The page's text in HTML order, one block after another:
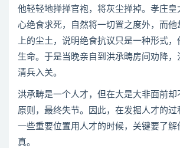
他轻轻地掸掸官袍，将灰尘掸掉。孝庄皇
心绝食求死，自然将一切置之度外，而他
上的尘土，说明绝食抗议只是一种形式
生命。于是当晚亲自到洪承畴房间劝降，
清兵入关。
洪承畴是一个人才，但在大是大非面前却
原则，最终失节。因此，在发掘人才的过
一些重要位置用人才的时候，关键要了解
真。